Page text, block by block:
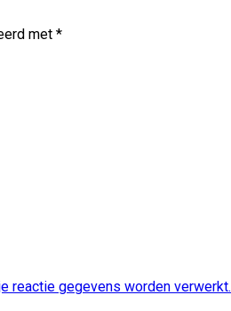
met *
reactie gegevens worden verwerkt.